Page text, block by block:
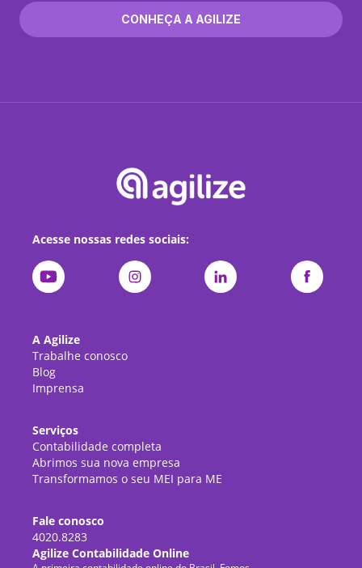
CONHEÇA A AGILIZE
Acesse nossas redes sociais:
A Agilize
Trabalhe conosco
Blog
Imprensa
Serviços
Contabilidade completa
Abrimos sua nova empresa
Transformamos o seu MEI para ME
Fale conosco
4020.8283
Agilize Contabilidade Online